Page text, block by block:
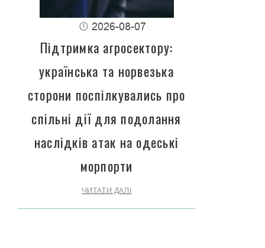
2026-08-07
Підтримка агросектору:
українська та норвезька
сторони поспілкувались про
спільні дії для подолання
наслідків атак на одеські
морпорти
ЧИТАТИ ДАЛІ